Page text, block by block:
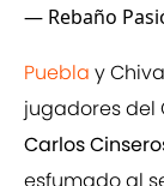
— Rebaño
Puebla y
jugadores del
Carlos